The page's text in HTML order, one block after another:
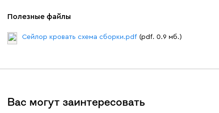
Полезные файлы
Сейлор кровать схема сборки.pdf (pdf. 0.9 мб.)
Вас могут заинтересовать